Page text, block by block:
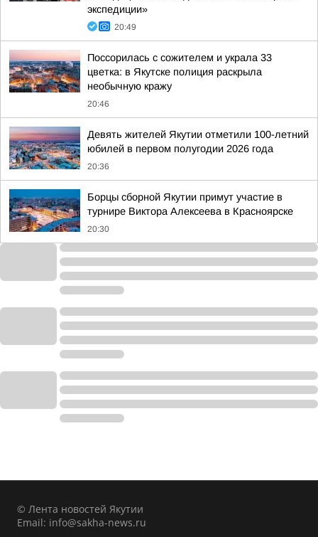
экспедиции»
20:49
Поссорилась с сожителем и украла 33
цветка: в Якутске полиция раскрыла
необычную кражу
20:46
Девять жителей Якутии отметили 100-летний
юбилей в первом полугодии 2026 года
20:36
Борцы сборной Якутии примут участие в
турнире Виктора Алексеева в Красноярске
20:30
© Лента новостей Якутии
Email: info@sakha-news.ru